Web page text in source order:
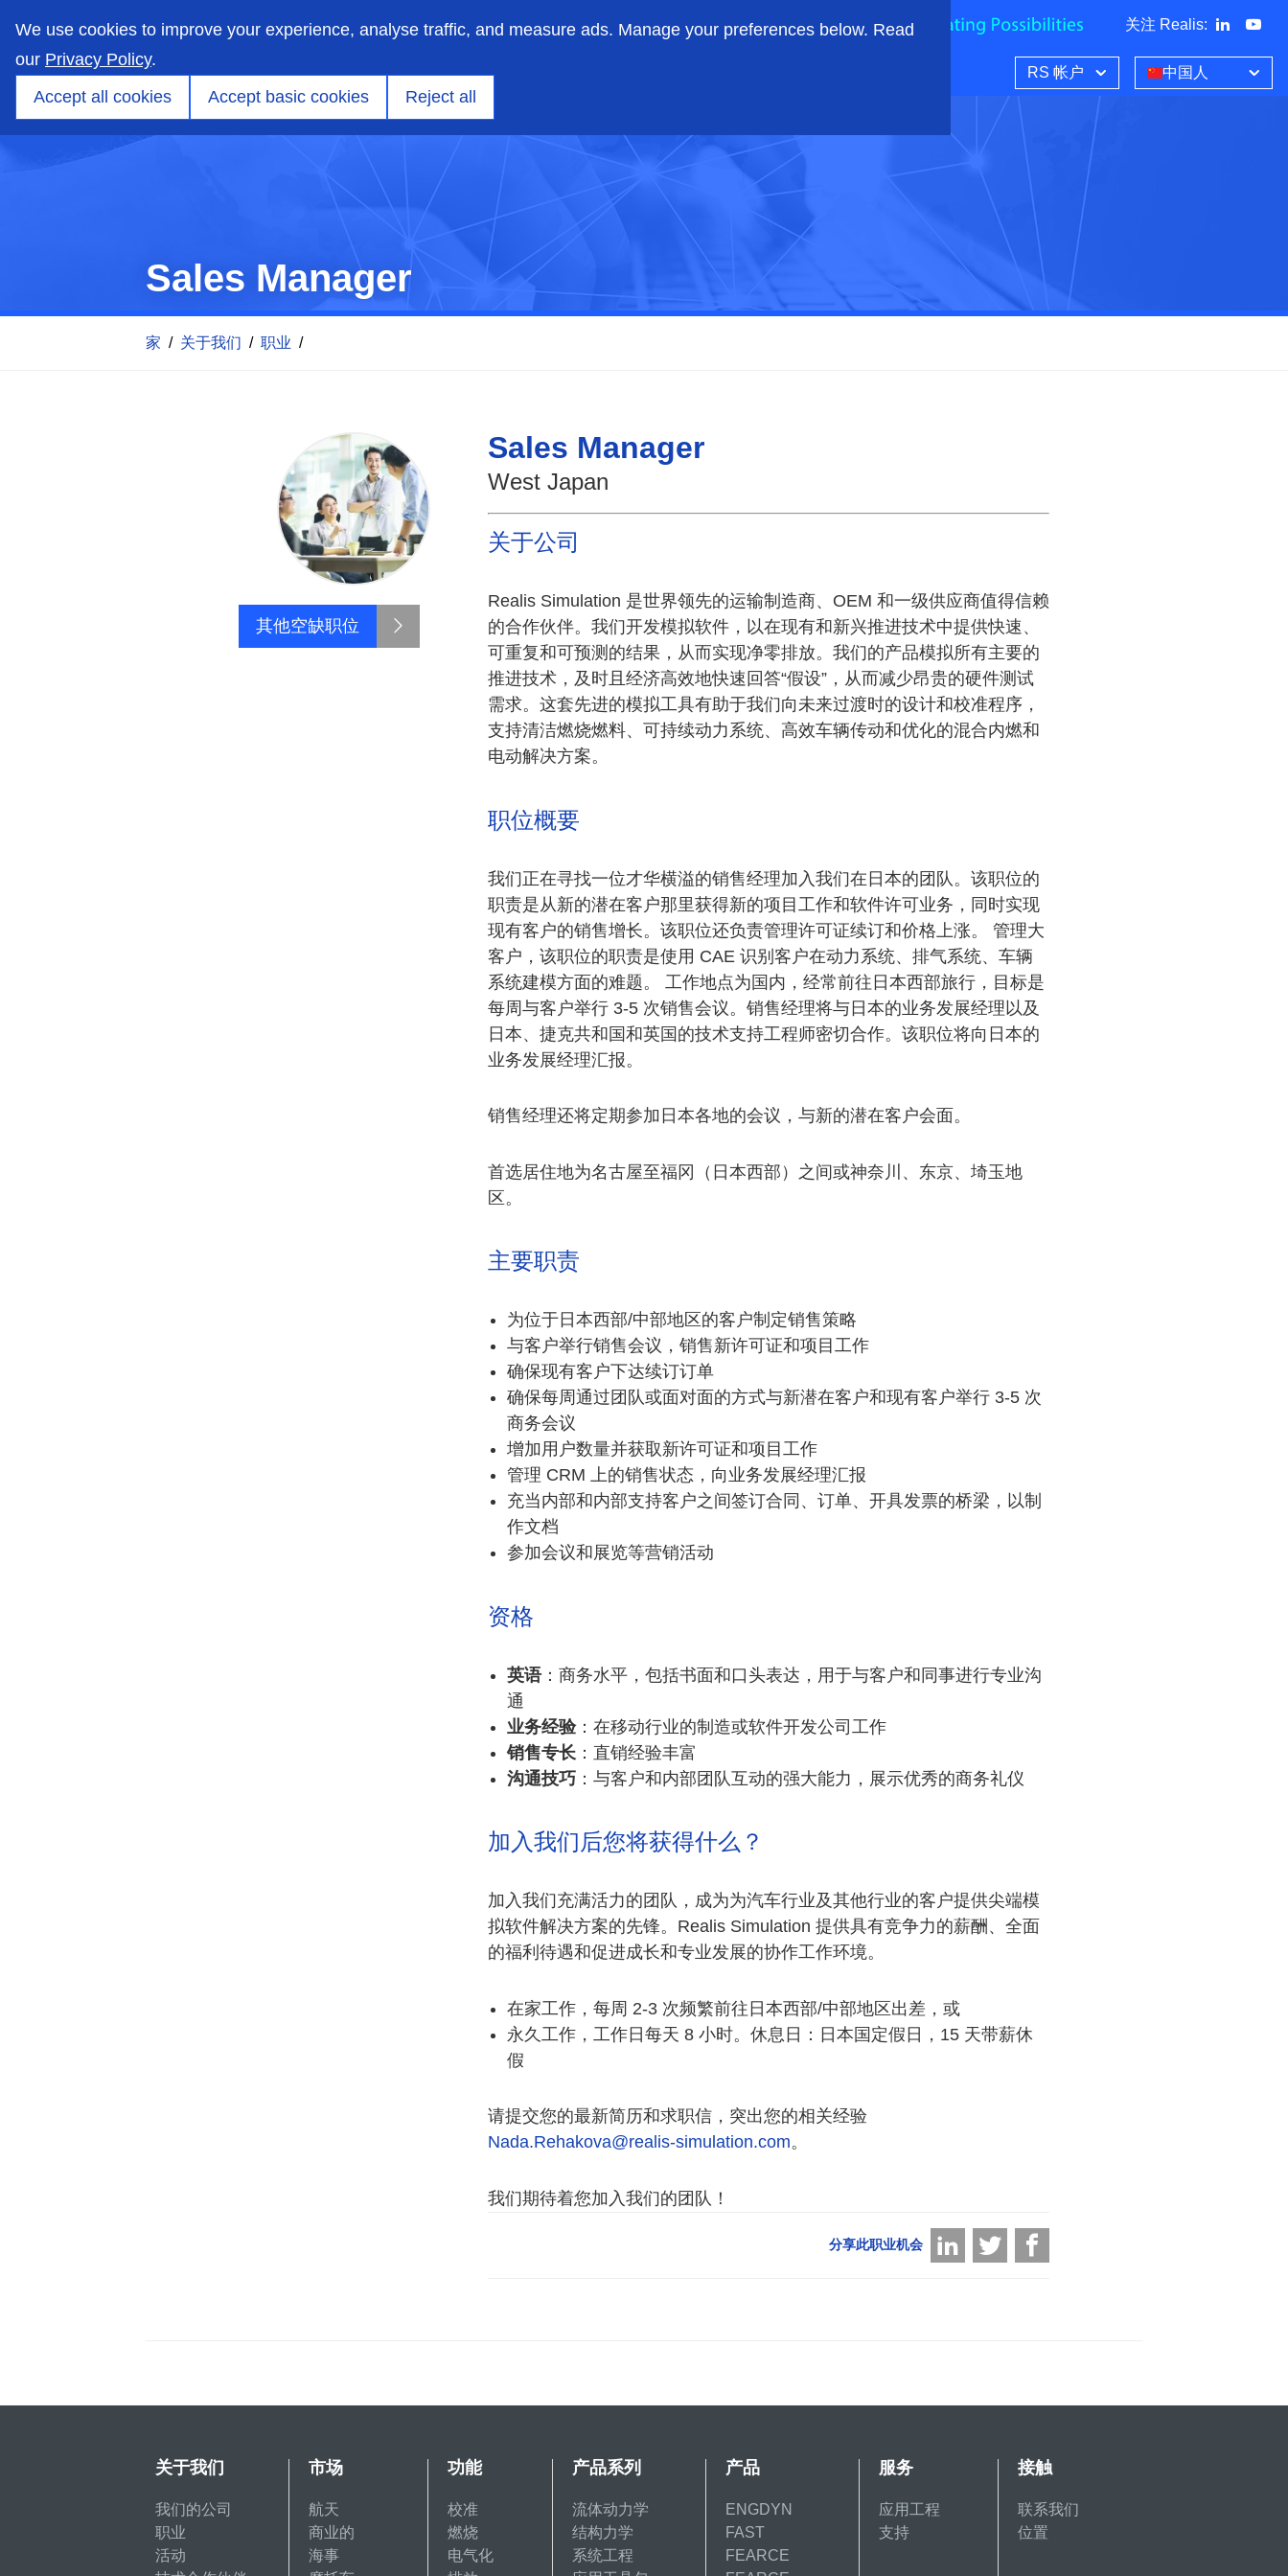
We use cookies to improve your experience, analyse traffic, and measure ads. Manage your preferences below. Read
our Privacy Policy.
Accept all cookies
Accept basic cookies Reject all
main
content
关注 Realis:
市场 功能 产品 应用工程 洞察 支持 RS 帐户 中国人
Sales Manager
家 / 关于我们 / 职业 /
其他空缺职位
Sales Manager
West Japan
关于公司
Realis Simulation 是世界领先的运输制造商、OEM 和一级供应商值得信赖
的合作伙伴。我们开发模拟软件，以在现有和新兴推进技术中提供快速、
可重复和可预测的结果，从而实现净零排放。我们的产品模拟所有主要的
推进技术，及时且经济高效地快速回答“假设”，从而减少昂贵的硬件测试
需求。这套先进的模拟工具有助于我们向未来过渡时的设计和校准程序，
支持清洁燃烧燃料、可持续动力系统、高效车辆传动和优化的混合内燃和
电动解决方案。
职位概要
我们正在寻找一位才华横溢的销售经理加入我们在日本的团队。该职位的
职责是从新的潜在客户那里获得新的项目工作和软件许可业务，同时实现
现有客户的销售增长。该职位还负责管理许可证续订和价格上涨。 管理大
客户，该职位的职责是使用 CAE 识别客户在动力系统、排气系统、车辆
系统建模方面的难题。 工作地点为国内，经常前往日本西部旅行，目标是
每周与客户举行 3-5 次销售会议。销售经理将与日本的业务发展经理以及
日本、捷克共和国和英国的技术支持工程师密切合作。该职位将向日本的
业务发展经理汇报。
销售经理还将定期参加日本各地的会议，与新的潜在客户会面。
首选居住地为名古屋至福冈（日本西部）之间或神奈川、东京、埼玉地
区。
主要职责
为位于日本西部/中部地区的客户制定销售策略
与客户举行销售会议，销售新许可证和项目工作
确保现有客户下达续订订单
确保每周通过团队或面对面的方式与新潜在客户和现有客户举行 3-5 次
商务会议
增加用户数量并获取新许可证和项目工作
管理 CRM 上的销售状态，向业务发展经理汇报
充当内部和内部支持客户之间签订合同、订单、开具发票的桥梁，以制
作文档
参加会议和展览等营销活动
资格
英语：商务水平，包括书面和口头表达，用于与客户和同事进行专业沟
通
业务经验：在移动行业的制造或软件开发公司工作
销售专长：直销经验丰富
沟通技巧：与客户和内部团队互动的强大能力，展示优秀的商务礼仪
加入我们后您将获得什么？
加入我们充满活力的团队，成为为汽车行业及其他行业的客户提供尖端模
拟软件解决方案的先锋。Realis Simulation 提供具有竞争力的薪酬、全面
的福利待遇和促进成长和专业发展的协作工作环境。
在家工作，每周 2-3 次频繁前往日本西部/中部地区出差，或
永久工作，工作日每天 8 小时。休息日：日本国定假日，15 天带薪休
假
请提交您的最新简历和求职信，突出您的相关经验
Nada.Rehakova@realis-simulation.com。
我们期待着您加入我们的团队！
分享此职业机会
关于我们
我们的公司
职业
活动
市场
航天
商业的
海事
功能
校准
燃烧
电气化
产品系列
流体动力学
结构力学
系统工程
产品
ENGDYN
FAST
FEARCE
服务
应用工程
支持
接触
联系我们
位置